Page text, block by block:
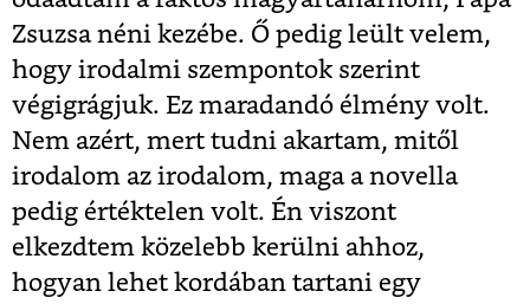
Zsuzsa néni kezébe. Ő pedig leült velem,
hogy irodalmi szempontok szerint
végigrágjuk. Ez maradandó élmény volt.
Nem azért, mert tudni akartam, mitől
irodalom az irodalom, maga a novella
pedig értéktelen volt. Én viszont
elkezdtem közelebb kerülni ahhoz,
hogyan lehet kordában tartani egy